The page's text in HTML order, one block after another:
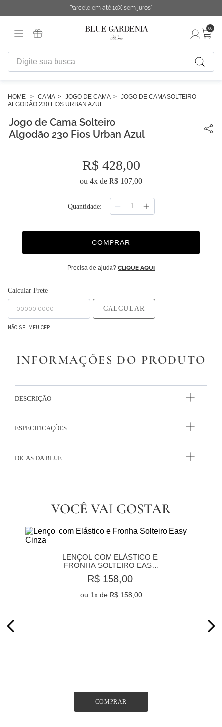
Parcele em até 10X sem juros*
00
Digite sua busca
CAMA JOGO DE CAMA
JOGO DE CAMA SOLTEIRO
ALGODÃO 230 FIOS URBAN AZUL
Jogo de Cama Solteiro
Algodão 230 Fios Urban Azul
R$ 428,00
ou 4x de R$ 107,00
Quantidade
COMPRAR
Precisa de ajuda? CLIQUE AQUI
Calcular Frete
CALCULAR
NÃO SEI MEU CEP
INFORMAÇÕES DO PRODUTO
DESCRIÇÃO
ESPECIFICAÇÕES
DICAS DA BLUE
VOCÊ VAI GOSTAR
LENÇOL COM ELÁSTICO E
FRONHA SOLTEIRO EASY
CINZA
R$ 158,00
ou 1x de R$ 158,00
COMPRAR
1º
fronha
3º
urban
5º
difusor
6º
cobertor
7º
edredon
10º capa duvet